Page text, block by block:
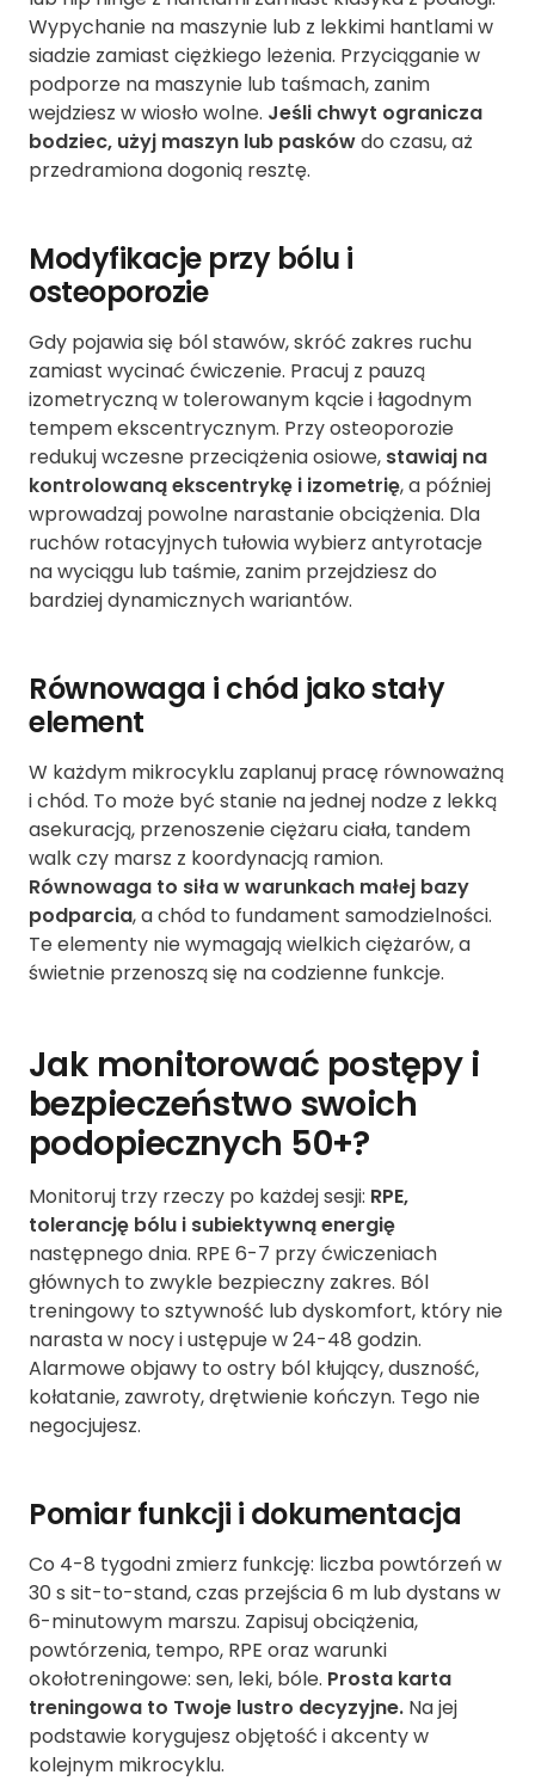
Wypychanie na maszynie lub z lekkimi hantlami w
siadzie zamiast ciężkiego leżenia. Przyciąganie w
podporze na maszynie lub taśmach, zanim
wejdziesz w wiosło wolne. Jeśli chwyt ogranicza
bodziec, użyj maszyn lub paskówdo czasu, aż
przedramiona dogonią resztę.
Modyfikacje przy bólu i
osteoporozie
Gdy pojawia się ból stawów, skróć zakres ruchu
zamiast wycinać ćwiczenie. Pracuj z pauzą
izometryczną w tolerowanym kącie i łagodnym
tempem ekscentrycznym. Przy osteoporozie
redukuj wczesne przeciążenia osiowe, stawiaj na
kontrolowaną ekscentrykę i izometrię, a później
wprowadzaj powolne narastanie obciążenia. Dla
ruchów rotacyjnych tułowia wybierz antyrotacje
na wyciągu lub taśmie, zanim przejdziesz do
bardziej dynamicznych wariantów.
Równowaga i chód jako stały
element
W każdym mikrocyklu zaplanuj pracę równoważną
i chód. To może być stanie na jednej nodze z lekką
asekuracją, przenoszenie ciężaru ciała, tandem
walk czy marsz z koordynacją ramion.
Równowaga to siła w warunkach małej bazy
podparcia, a chód to fundament samodzielności.
Te elementy nie wymagają wielkich ciężarów, a
świetnie przenoszą się na codzienne funkcje.
Jak monitorować postępy i
bezpieczeństwo swoich
podopiecznych 50+?
Monitoruj trzy rzeczy po każdej sesji: RPE,
tolerancję bólu i subiektywną energię
następnego dnia. RPE 6-7 przy ćwiczeniach
głównych to zwykle bezpieczny zakres. Ból
treningowy to sztywność lub dyskomfort, który nie
narasta w nocy i ustępuje w 24-48 godzin.
Alarmowe objawy to ostry ból kłujący, duszność,
kołatanie, zawroty, drętwienie kończyn. Tego nie
negocjujesz.
Pomiar funkcji i dokumentacja
Co 4-8 tygodni zmierz funkcję: liczba powtórzeń w
30 s sit-to-stand, czas przejścia 6 m lub dystans w
6-minutowym marszu. Zapisuj obciążenia,
powtórzenia, tempo, RPE oraz warunki
okołotreningowe: sen, leki, bóle. Prosta karta
treningowa to Twoje lustro decyzyjne. Na jej
podstawie korygujesz objętość i akcenty w
kolejnym mikrocyklu.